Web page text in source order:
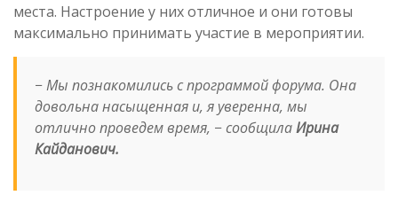
места. Настроение у них отличное и они готовы
максимально принимать участие в мероприятии.
−Мы познакомились с программой форума. Она
довольна насыщенная и, я уверенна, мы
отлично проведем время, − сообщилаИрина
Кайданович.